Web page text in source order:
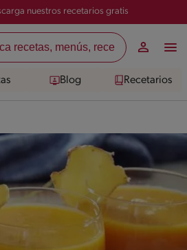
nuestros recetarios gratis
Blog Recetarios